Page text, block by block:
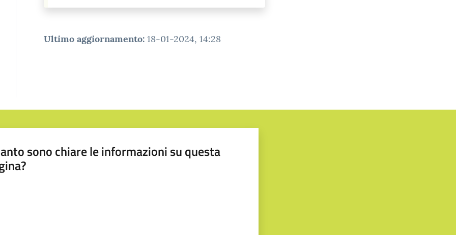
Ultimo aggiornamento: 18-01-2024, 14:28
sono chiare le informazioni su questa